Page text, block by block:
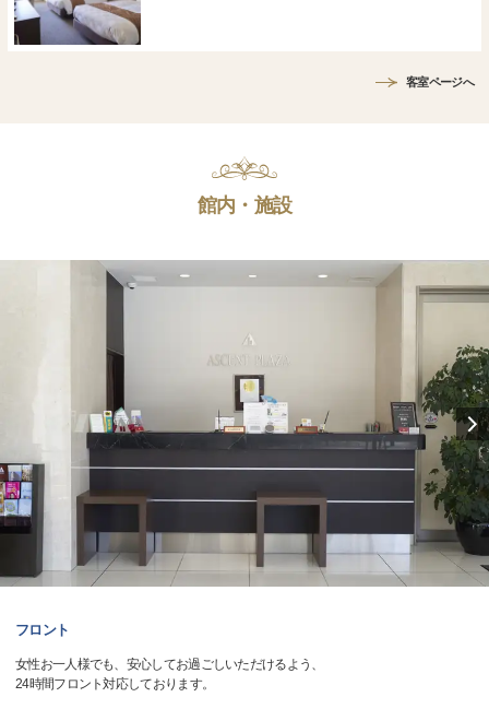
客室ページへ
館内・施設
フロント
女性お一人様でも、安心してお過ごしいただけるよう、
24時間フロント対応しております。